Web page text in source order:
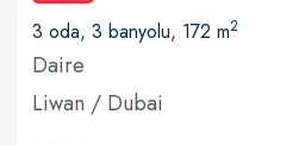
3 oda, 3 banyolu, 172 m2
Daire
Liwan / Dubai